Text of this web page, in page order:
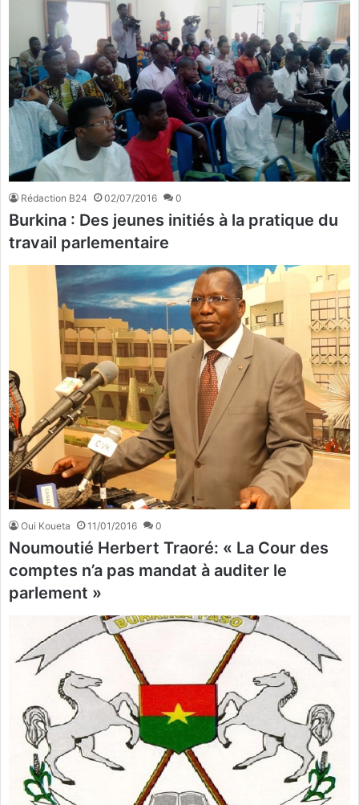
Rédaction B24 02/07/2016 0
Burkina : Des jeunes initiés à la pratique du
travail parlementaire
Oui Koueta 11/01/2016 0
Noumoutié Herbert Traoré: « La Cour des
comptes n’a pas mandat à auditer le
parlement »